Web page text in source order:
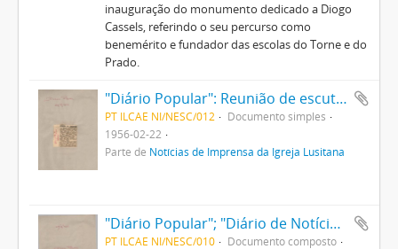
inauguração do monumento dedicado a Diogo
Cassels, referindo o seu percurso como
benemérito e fundador das escolas do Torne e do
Prado.
"Diário Popular": Reunião de escuteiros
PT ILCAE NI/NESC/012
Documento simples
1956-02-22
Parte de Notícias de Imprensa da Igreja Lusitana
"Diário Popular"; "Diário de Notícias": notícias sobre os escuteiros em Portugal
PT ILCAE NI/NESC/010
Documento composto